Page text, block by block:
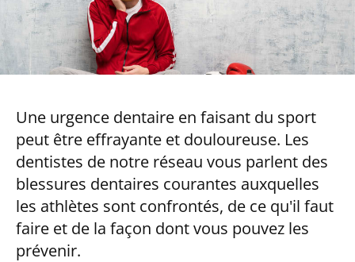
Une urgence dentaire en faisant du sport
peut être effrayante et douloureuse. Les
dentistes de notre réseau vous parlent des
blessures dentaires courantes auxquelles
les athlètes sont confrontés, de ce qu'il faut
faire et de la façon dont vous pouvez les
prévenir.